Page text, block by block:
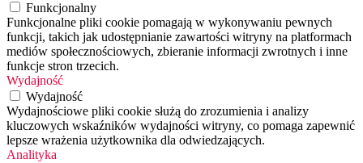
Funkcjonalny
Funkcjonalne pliki cookie pomagają w wykonywaniu pewnych
funkcji, takich jak udostępnianie zawartości witryny na platformach
mediów społecznościowych, zbieranie informacji zwrotnych i inne
funkcje stron trzecich.
Wydajność
Wydajność
Wydajnościowe pliki cookie służą do zrozumienia i analizy
kluczowych wskaźników wydajności witryny, co pomaga zapewnić
lepsze wrażenia użytkownika dla odwiedzających.
Analityka